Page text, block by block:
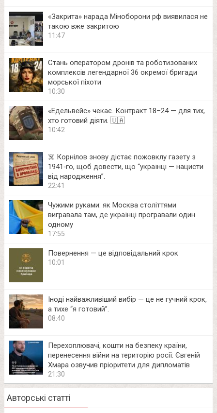
«Закрита» нарада Міноборони рф виявилася не
такою вже закритою
11:47
Стань оператором дронів та роботизованих
комплексів легендарної 36 окремої бригади
морської піхоти
10:30
«Едельвейс» чекає. Контракт 18–24 — для тих,
хто готовий діяти. 🇺🇦
10:42
☠️ Корнілов знову дістає пожовклу газету з
1941‑го, щоб довести, що “українці — нацисти
від народження”.
22:41
Чужими руками: як Москва століттями
вигравала там, де українці програвали один
одному
17:55
Повернення — це відповідальний крок
10:01
Іноді найважливіший вибір — це не гучний крок,
а тихе “я готовий”.
08:40
Перехоплювачі, кошти на безпеку країни,
перенесення війни на територію росії: Євгеній
Хмара озвучив пріоритети для дипломатів
21:30
Авторські статті